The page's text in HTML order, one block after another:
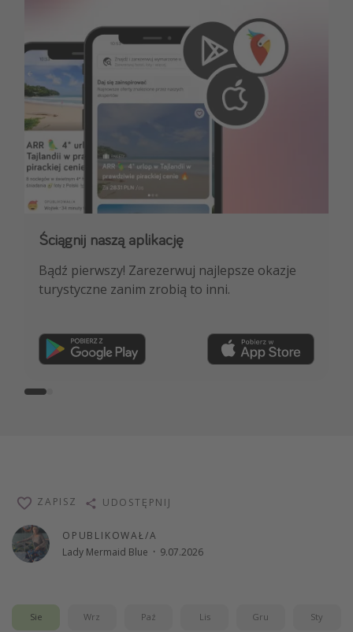
Ściągnij naszą aplikację
Bądź pierwszy! Zarezerwuj najlepsze okazje
turystyczne zanim zrobią to inni.
Dołącz do naszego kanału na WhatsApp
NAJLEPSZE oferty podróżnicze, porady
ekspertów i wiele więcej!
OPUBLIKOWAŁ/A
Lady Mermaid Blue · 9.07.2026
ZAPISZ UDOSTĘPNIJ
Sie Wrz Paź Lis Gru Sty